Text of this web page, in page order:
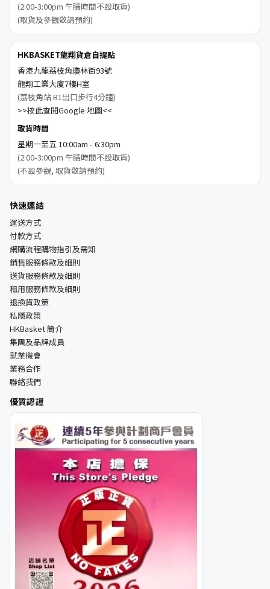
(2:00-3:00pm 午膳時間不設取貨)
(取貨及參觀敬請預約)
HKBASKET龍翔貨倉自提點
香港九龍荔枝角瓊林街93號
龍翔工業大廈7樓H室
(荔枝角站 B1出口步行4分鐘)
>>按此查閱Google 地圖<<
取貨時間
星期一至五 10:00am - 6:30pm
(2:00-3:00pm 午膳時間不設取貨)
(不設參觀, 取貨敬請預約)
快速連結
運送方式
付款方式
網購流程購物指引及需知
銷售服務條款及細則
送貨服務條款及細則
租用服務條款及細則
退換貨政策
私隱政策
HKBasket 簡介
集團及品牌成員
就業機會
業務合作
聯絡我們
優質認證